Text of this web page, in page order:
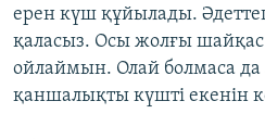
ерен күш құйылады.
қаласыз. Осы жолғы шайқас
ойлаймын. Олай болмаса
қаншалықты күшті екенін